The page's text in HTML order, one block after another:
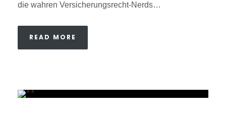
die wahren Versicherungsrecht-Nerds…
READ MORE